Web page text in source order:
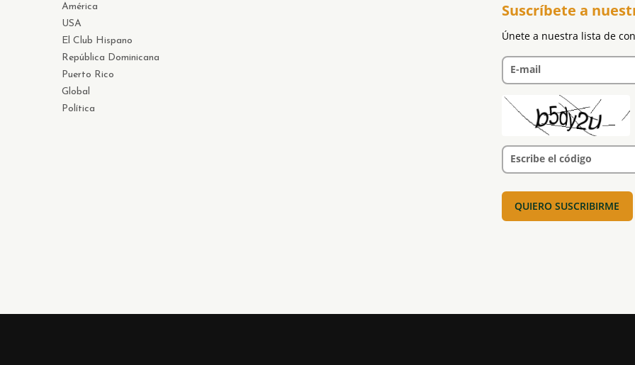
América
USA
El Club Hispano
República Dominicana
Puerto Rico
Global
Política
Suscríbete a
Únete a nuestra lista de
E-mail
Escribe el código